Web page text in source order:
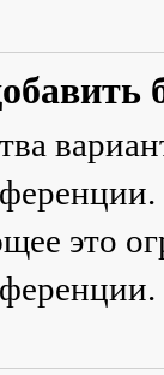
это